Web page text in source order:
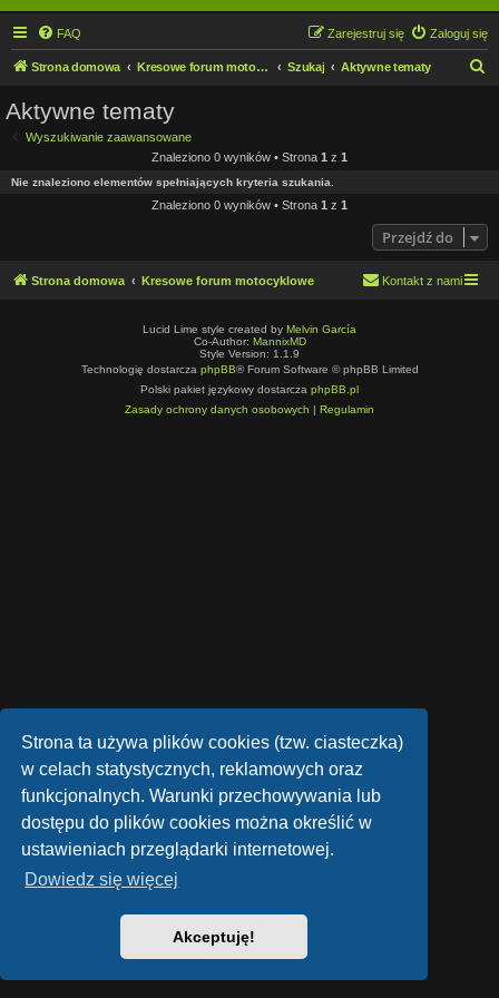
Strona ta używa plików cookies (tzw. ciasteczka)
w celach statystycznych, reklamowych oraz
funkcjonalnych. Warunki przechowywania lub
dostępu do plików cookies można określić w
ustawieniach przeglądarki internetowej.
Dowiedz się więcej
Akceptuję!
FAQ Zaloguj się
Zarejestruj się
Strona domowa Kresowe forum motocyklowe Szukaj Aktywne tematy
Aktywne tematy
Wyszukiwanie zaawansowane
Znaleziono 0 wyników • Strona 1 z 1
Nie znaleziono elementów spełniających kryteria szukania.
Znaleziono 0 wyników • Strona 1 z 1
Przejdź do
Strona domowa Kresowe forum motocyklowe Kontakt z nami
Lucid Lime style created by Melvin García
Co-Author: MannixMD
Style Version: 1.1.9
Technologię dostarcza phpBB® Forum Software © phpBB Limited
Polski pakiet językowy dostarcza phpBB.pl
Zasady ochrony danych osobowych | Regulamin